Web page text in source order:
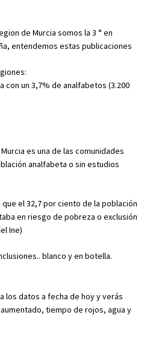
de Murcia somos la 3 ° en
entendemos estas publicaciones
con un 3,7% de analfabetos (3.200
es una de las comunidades
analfabeta o sin estudios
el 32,7 por ciento de la población
en riesgo de pobreza o exclusión
Ine)
blanco y en botella.
los datos a fecha de hoy y verás
tiempo de rojos, agua y